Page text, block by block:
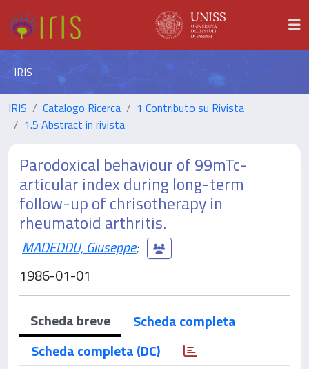
IRIS
IRIS Catalogo Ricerca
1 Contributo su Rivista
1.5 Abstract in rivista
Parodoxical behaviour of 99mTc-
articular index during long-term
follow-up of chrisotherapy in
rheumatoid arthritis.
MADEDDU, Giuseppe;
1986-01-01
Scheda breve
Scheda completa
Scheda completa (DC)